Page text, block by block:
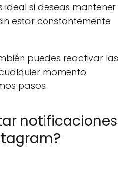
ideal si deseas mantener
estar constantemente
puedes reactivar las
momento
pasos.
notificaciones